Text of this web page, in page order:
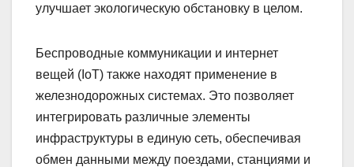
улучшает экологическую обстановку в целом.
Беспроводные коммуникации и интернет
вещей (IoT) также находят применение в
железнодорожных системах. Это позволяет
интегрировать различные элементы
инфраструктуры в единую сеть, обеспечивая
обмен данными между поездами, станциями и